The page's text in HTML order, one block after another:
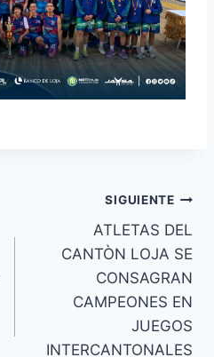
SIGUIENTE
ATLETAS DEL
CANTÒN LOJA SE
CONSAGRAN
CAMPEONES EN
JUEGOS
INTERCANTONALES